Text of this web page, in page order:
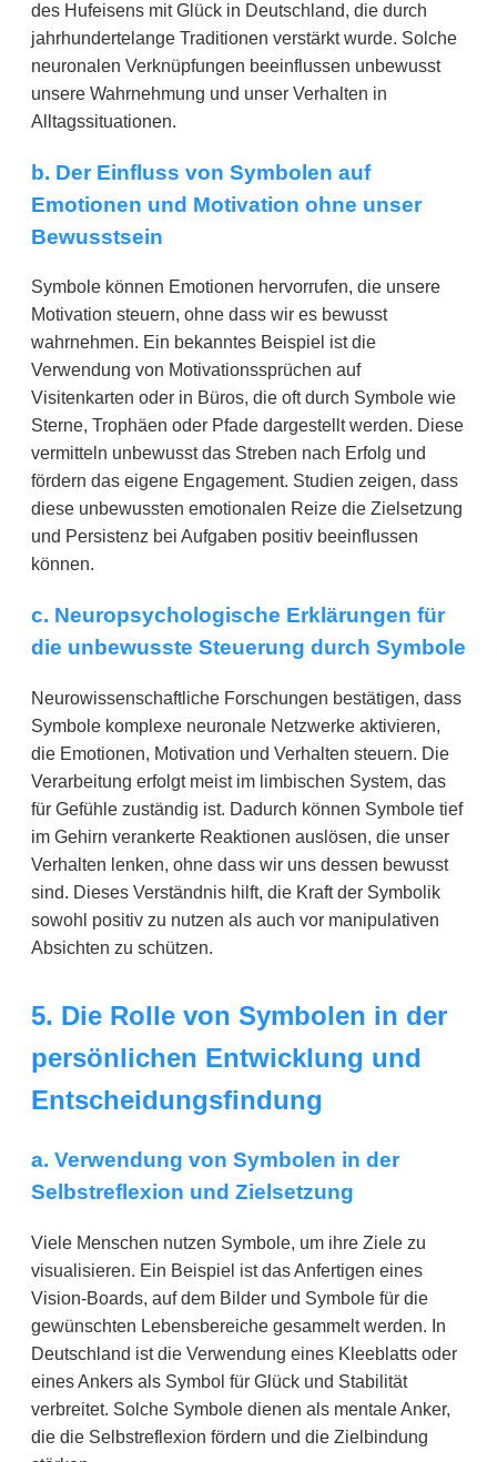
des Hufeisens mit Glück in Deutschland, die durch
jahrhundertelange Traditionen verstärkt wurde. Solche
neuronalen Verknüpfungen beeinflussen unbewusst
unsere Wahrnehmung und unser Verhalten in
Alltagssituationen.
b. Der Einfluss von Symbolen auf
Emotionen und Motivation ohne unser
Bewusstsein
Symbole können Emotionen hervorrufen, die unsere
Motivation steuern, ohne dass wir es bewusst
wahrnehmen. Ein bekanntes Beispiel ist die
Verwendung von Motivationssprüchen auf
Visitenkarten oder in Büros, die oft durch Symbole wie
Sterne, Trophäen oder Pfade dargestellt werden. Diese
vermitteln unbewusst das Streben nach Erfolg und
fördern das eigene Engagement. Studien zeigen, dass
diese unbewussten emotionalen Reize die Zielsetzung
und Persistenz bei Aufgaben positiv beeinflussen
können.
c. Neuropsychologische Erklärungen für
die unbewusste Steuerung durch Symbole
Neurowissenschaftliche Forschungen bestätigen, dass
Symbole komplexe neuronale Netzwerke aktivieren,
die Emotionen, Motivation und Verhalten steuern. Die
Verarbeitung erfolgt meist im limbischen System, das
für Gefühle zuständig ist. Dadurch können Symbole tief
im Gehirn verankerte Reaktionen auslösen, die unser
Verhalten lenken, ohne dass wir uns dessen bewusst
sind. Dieses Verständnis hilft, die Kraft der Symbolik
sowohl positiv zu nutzen als auch vor manipulativen
Absichten zu schützen.
5. Die Rolle von Symbolen in der
persönlichen Entwicklung und
Entscheidungsfindung
a. Verwendung von Symbolen in der
Selbstreflexion und Zielsetzung
Viele Menschen nutzen Symbole, um ihre Ziele zu
visualisieren. Ein Beispiel ist das Anfertigen eines
Vision-Boards, auf dem Bilder und Symbole für die
gewünschten Lebensbereiche gesammelt werden. In
Deutschland ist die Verwendung eines Kleeblatts oder
eines Ankers als Symbol für Glück und Stabilität
verbreitet. Solche Symbole dienen als mentale Anker,
die die Selbstreflexion fördern und die Zielbindung